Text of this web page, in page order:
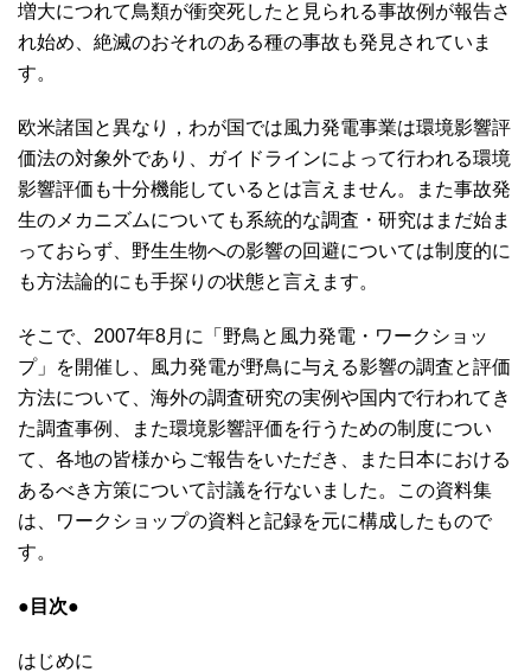
増大につれて鳥類が衝突死したと見られる事故例が報告さ
れ始め、絶滅のおそれのある種の事故も発見されていま
す。
欧米諸国と異なり，わが国では風力発電事業は環境影響評
価法の対象外であり、ガイドラインによって行われる環境
影響評価も十分機能しているとは言えません。また事故発
生のメカニズムについても系統的な調査・研究はまだ始ま
っておらず、野生生物への影響の回避については制度的に
も方法論的にも手探りの状態と言えます。
そこで、2007年8月に「野鳥と風力発電・ワークショッ
プ」を開催し、風力発電が野鳥に与える影響の調査と評価
方法について、海外の調査研究の実例や国内で行われてき
た調査事例、また環境影響評価を行うための制度につい
て、各地の皆様からご報告をいただき、また日本における
あるべき方策について討議を行ないました。この資料集
は、ワークショップの資料と記録を元に構成したもので
す。
●目次●
はじめに